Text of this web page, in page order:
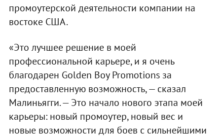
промоутерской деятельности компании на
востоке США.
«Это лучшее решение в моей
профессиональной карьере, и я очень
благодарен Golden Boy Promotions за
предоставленную возможность, — сказал
Малиньягги. — Это начало нового этапа моей
карьеры: новый промоутер, новый вес и
новые возможности для боев с сильнейшими